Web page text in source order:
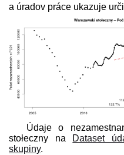
a úradov práce ukazuje
Údaje o
stołeczny na Dataset
skupiny.